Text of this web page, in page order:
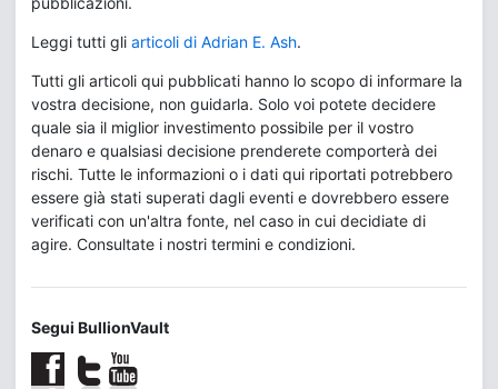
Leggi tutti gli articoli di Adrian E. Ash.
Tutti gli articoli qui pubblicati hanno lo scopo di informare la
vostra decisione, non guidarla. Solo voi potete decidere
quale sia il miglior investimento possibile per il vostro
denaro e qualsiasi decisione prenderete comporterà dei
rischi. Tutte le informazioni o i dati qui riportati potrebbero
essere già stati superati dagli eventi e dovrebbero essere
verificati con un'altra fonte, nel caso in cui decidiate di
agire. Consultate i nostri termini e condizioni.
Segui BullionVault